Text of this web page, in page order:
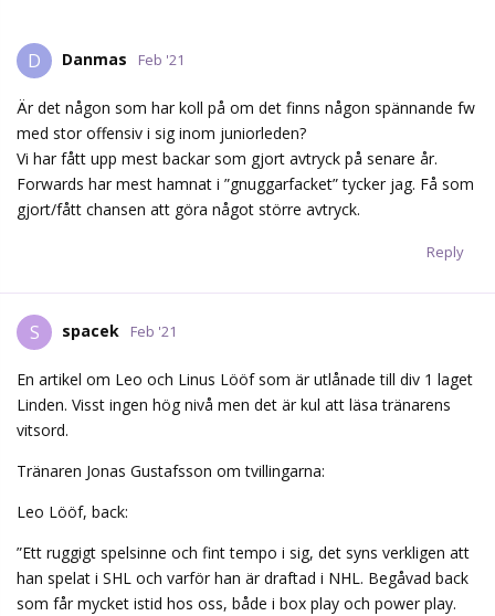
D Danmas Feb '21
Är det någon som har koll på om det finns någon spännande fw
med stor offensiv i sig inom juniorleden?
Vi har fått upp mest backar som gjort avtryck på senare år.
Forwards har mest hamnat i ”gnuggarfacket” tycker jag. Få som
gjort/fått chansen att göra något större avtryck.
Reply
S spacek Feb '21
En artikel om Leo och Linus Lööf som är utlånade till div 1 laget
Linden. Visst ingen hög nivå men det är kul att läsa tränarens
vitsord.
Tränaren Jonas Gustafsson om tvillingarna:
Leo Lööf, back:
”Ett ruggigt spelsinne och fint tempo i sig, det syns verkligen att
han spelat i SHL och varför han är draftad i NHL. Begåvad back
som får mycket istid hos oss, både i box play och power play.